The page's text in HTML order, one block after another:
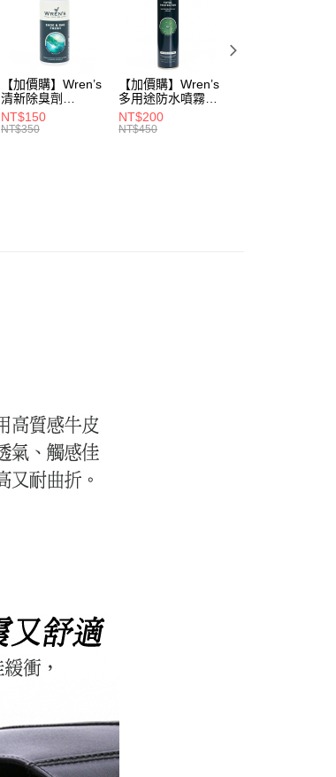
【加價購】Wren’s
清新除臭劑
(289105540)
NT$150
NT$350
【加價購】Wren’s
多用途防水噴霧
(289105640)
NT$200
NT$450